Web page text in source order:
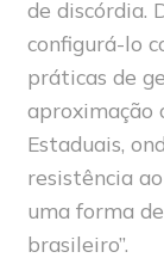
de discórdia.
configurá-lo
práticas de
aproximação
Estaduais,
resistência
uma forma
brasileiro”.